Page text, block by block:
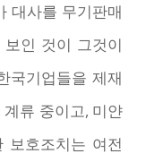
대사를 무기판매
인 것이 그것이
국기업들을 제재
류 중이고, 미얀
보호조치는 여전